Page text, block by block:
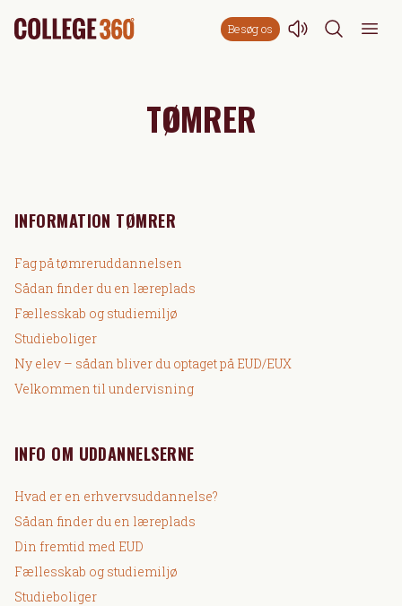
Besøg os
TØMRER
INFORMATION TØMRER
Fag på tømreruddannelsen
Sådan finder du en læreplads
Fællesskab og studiemiljø
Studieboliger
Ny elev – sådan bliver du optaget på EUD/EUX
Velkommen til undervisning
INFO OM UDDANNELSERNE
Hvad er en erhvervsuddannelse?
Sådan finder du en læreplads
Din fremtid med EUD
Fællesskab og studiemiljø
Studieboliger